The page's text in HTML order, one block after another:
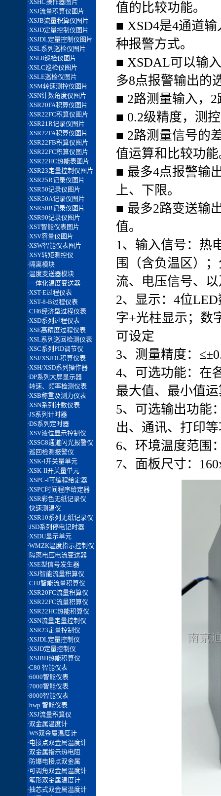
值的比较功能。
■ XSD4是4通道
种报警方式。
■ XSDAL可以输
多8点报警输出的
■ 2路测量输入，
■ 0.2级精度，测
■ 2路测量信号的
值运算和比较功
■ 最多4点报警输
上、下限。
■ 最多2路变送输
值。
1、输入信号：热
围（含负温区）
流、电压信号、
2、显示：4位
字+光柱显示；数
可设定
3、测量精度：
4、可选功能：在
最大值、最小值
5、可选输出功能
出、通讯、打印
6、环境温度范围
7、面板尺寸：